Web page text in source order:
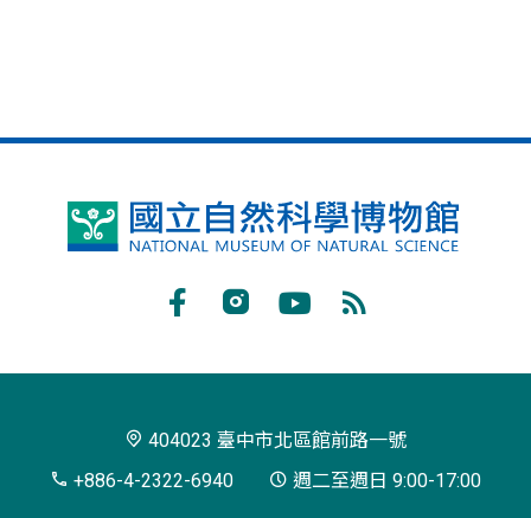
國
博
閱
404023 臺中市北區館前路一號
+886-4-2322-6940
週二至週日 9:00-17:00